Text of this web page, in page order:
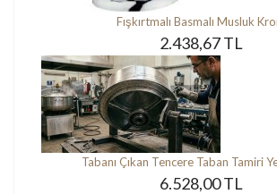
Fışkırtmalı Basmalı Musluk
2.438,67 TL
Tabanı Çıkan Tencere Taban Tamiri
6.528,00 TL